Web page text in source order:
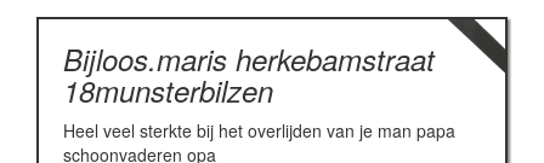
Bijloos.maris herkebamstraat
18munsterbilzen
Heel veel sterkte bij het overlijden van je man papa
schoonvaderen opa